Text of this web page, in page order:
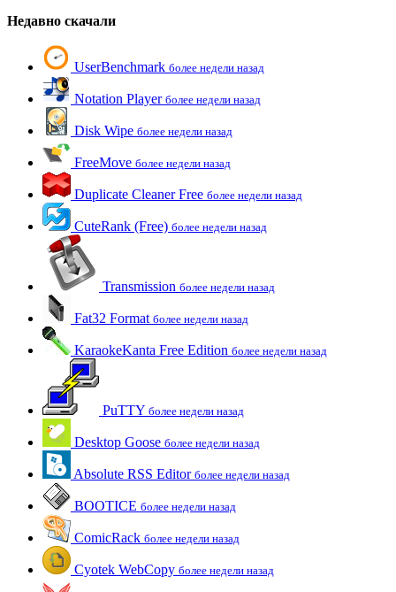
Недавно скачали
UserBenchmark более недели назад
Notation Player более недели назад
Disk Wipe более недели назад
FreeMove более недели назад
Duplicate Cleaner Free более недели назад
CuteRank (Free) более недели назад
Transmission более недели назад
Fat32 Format более недели назад
KaraokeKanta Free Edition более недели назад
PuTTY более недели назад
Desktop Goose более недели назад
Absolute RSS Editor более недели назад
BOOTICE более недели назад
ComicRack более недели назад
Cyotek WebCopy более недели назад